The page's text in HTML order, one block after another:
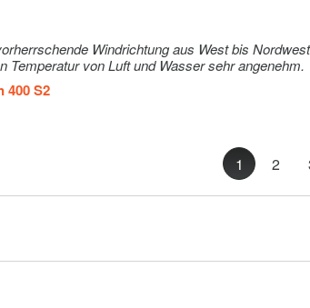
Extra
Windrichtung aus West bis
Temperatur von Luft und Wasser sehr angenehm.
400 S2
1 2